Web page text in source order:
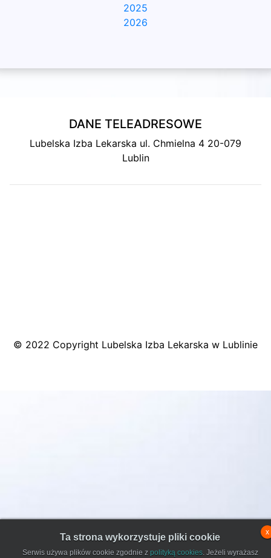
2025
2026
Ta strona wykorzystuje pliki cookie
Serwis używa plików cookie zgodnie z polityką cookies. Jeżeli wyrażasz
x
DANE TELEADRESOWE
Lubelska Izba Lekarska ul. Chmielna 4 20-079
Lublin
© 2022 Copyright Lubelska Izba Lekarska w Lublinie